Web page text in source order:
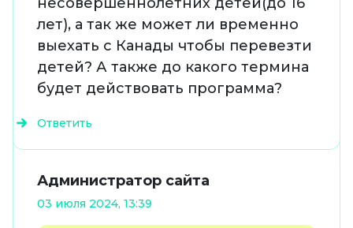
лет), а так же может ли временно
выехать с Канады чтобы перевезти
детей? А также до какого термина
будет действовать программа?
Ответить
Администратор сайта
03 июля 2024, 13:39